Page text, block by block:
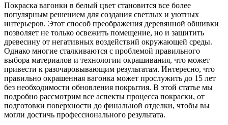
Покраска вагонки в белый цвет становится все более
популярным решением для создания светлых и уютных
интерьеров. Этот способ преображения деревянной обшивки
позволяет не только освежить помещение, но и защитить
древесину от негативных воздействий окружающей среды.
Однако многие сталкиваются с проблемой правильного
выбора материалов и технологии окрашивания, что может
привести к разочаровывающим результатам. Интересно, что
правильно окрашенная вагонка может прослужить до 15 лет
без необходимости обновления покрытия. В этой статье мы
подробно рассмотрим все аспекты процесса покраски, от
подготовки поверхности до финальной отделки, чтобы вы
могли достичь профессионального результата.